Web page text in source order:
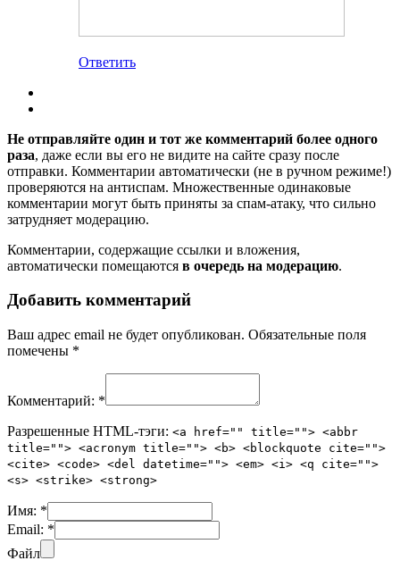
Ответить
Не отправляйте один и тот же комментарий более одного
раза, даже если вы его не видите на сайте сразу после
отправки. Комментарии автоматически (не в ручном режиме!)
проверяются на антиспам. Множественные одинаковые
комментарии могут быть приняты за спам-атаку, что сильно
затрудняет модерацию.
Комментарии, содержащие ссылки и вложения,
автоматически помещаются в очередь на модерацию.
Добавить комментарий
Ваш адрес email не будет опубликован. Обязательные поля
помечены *
Комментарий: *
Разрешенные HTML-тэги: <a href="" title=""> <abbr
title=""> <acronym title=""> <b> <blockquote cite="">
<cite> <code> <del datetime=""> <em> <i> <q cite="">
<s> <strike> <strong>
Имя: *
Email: *
Файл